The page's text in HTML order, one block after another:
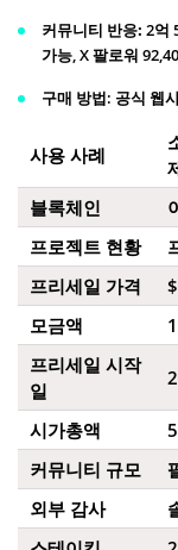
커뮤니티 반응: 2억
가능, X 팔로워
구매 방법: 공식 웹
사용 사례
블록체인
프로젝트 현황
프리세일 가격
모금액
프리세일 시작
일
시가총액
커뮤니티 규모
외부 감사